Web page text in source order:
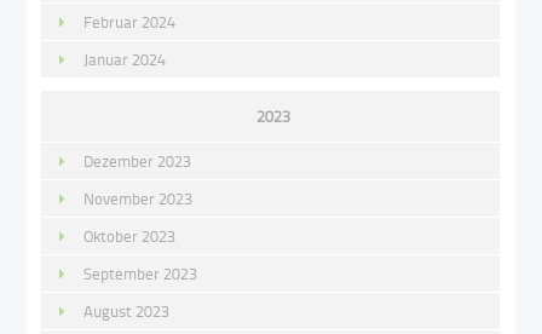
Februar 2024
Januar 2024
2023
Dezember 2023
November 2023
Oktober 2023
September 2023
August 2023